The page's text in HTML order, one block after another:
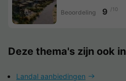
Beoordeling 9 /10
Deze thema's zijn ook
Landal aanbiedingen